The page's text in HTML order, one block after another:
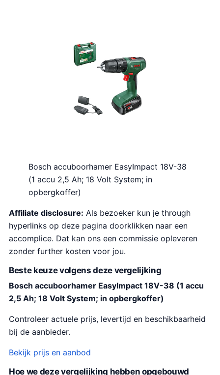
w
a
s
5
9
.
p
r
i
5
.
Bosch accuboorhamer EasyImpact 18V-38
(1 accu 2,5 Ah; 18 Volt System; in
opbergkoffer)
Affiliate disclosure: Als bezoeker kun je through
hyperlinks op deze pagina doorklikken naar een
accomplice. Dat kan ons een commissie opleveren
zonder further kosten voor jou.
Beste keuze volgens deze vergelijking
Bosch accuboorhamer EasyImpact 18V-38 (1 accu
2,5 Ah; 18 Volt System; in opbergkoffer)
Controleer actuele prijs, levertijd en beschikbaarheid
bij de aanbieder.
Bekijk prijs en aanbod
Hoe we deze vergelijking hebben opgebouwd